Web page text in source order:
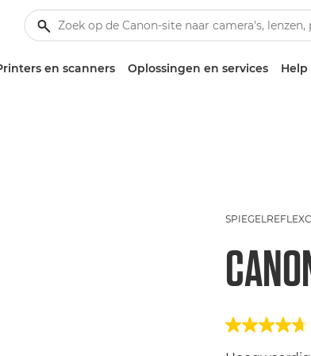
en scanners Oplossingen en services